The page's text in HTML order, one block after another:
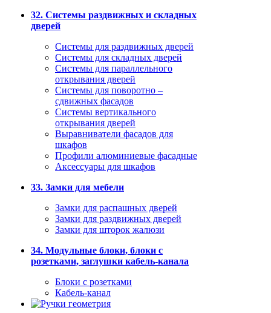
32. Системы раздвижных и складных
дверей
Системы для раздвижных дверей
Системы для складных дверей
Системы для параллельного
открывания дверей
Системы для поворотно –
сдвижных фасадов
Системы вертикального
открывания дверей
Выравниватели фасадов для
шкафов
Профили алюминиевые фасадные
Аксессуары для шкафов
33. Замки для мебели
Замки для распашных дверей
Замки для раздвижных дверей
Замки для шторок жалюзи
34. Модульные блоки, блоки с
розетками, заглушки кабель-канала
Блоки с розетками
Кабель-канал